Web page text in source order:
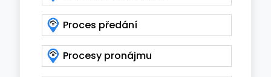
Proces předání
Procesy pronájmu